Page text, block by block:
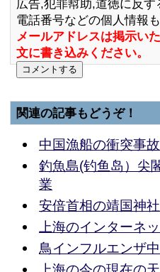
広告,犯罪幇助,道徳に反
電話番号などの個人情報
メールアドレスは掲示い
文に書き込みください。
関連の記事もどうぞ！
中国漁船の衝突事
釣魚島(钓鱼岛）尖
業
安倍首相の靖国神
上海のインターネ
鳥インフルエンザ